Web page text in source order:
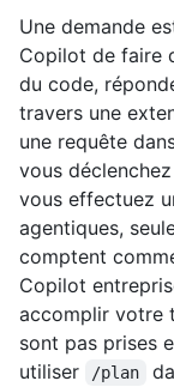
Une demande
Copilot de faire
du code,
travers une
une requête
vous
vous effectuez
agentiques,
comptent
Copilot
accomplir votre
sont pas prises
utiliser
/plan